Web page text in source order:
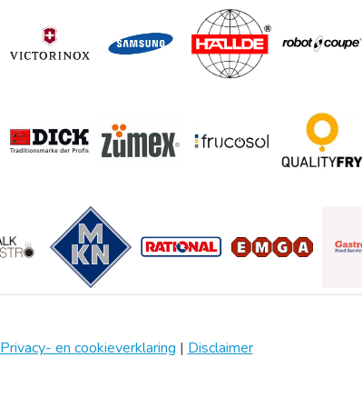
Privacy- en cookieverklaring | Disclaimer